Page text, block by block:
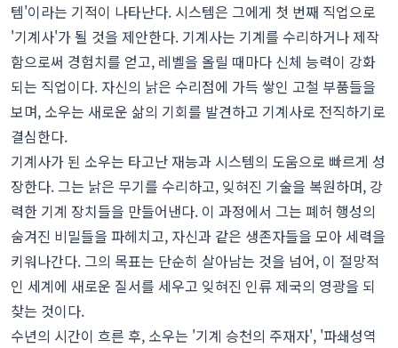
템'이라는 기적이 나타난다. 시스템은 그에게 첫 번째 직업으로
'기계사'가 될 것을 제안한다. 기계사는 기계를 수리하거나 제작
함으로써 경험치를 얻고, 레벨을 올릴 때마다 신체 능력이 강화
되는 직업이다. 자신의 낡은 수리점에 가득 쌓인 고철 부품들을
보며, 소우는 새로운 삶의 기회를 발견하고 기계사로 전직하기로
결심한다.
기계사가 된 소우는 타고난 재능과 시스템의 도움으로 빠르게 성
장한다. 그는 낡은 무기를 수리하고, 잊혀진 기술을 복원하며, 강
력한 기계 장치들을 만들어낸다. 이 과정에서 그는 폐허 행성의
숨겨진 비밀들을 파헤치고, 자신과 같은 생존자들을 모아 세력을
키워나간다. 그의 목표는 단순히 살아남는 것을 넘어, 이 절망적
인 세계에 새로운 질서를 세우고 잊혀진 인류 제국의 영광을 되
찾는 것이다.
수년의 시간이 흐른 후, 소우는 '기계 승천의 주재자', '파쇄성역